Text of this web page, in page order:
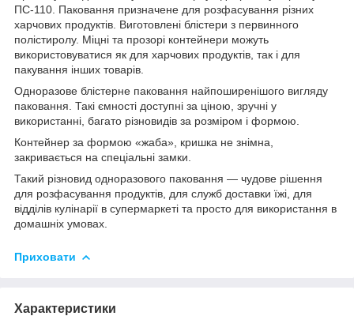
ПС-110. Паковання призначене для розфасування різних
харчових продуктів. Виготовлені блістери з первинного
полістиролу. Міцні та прозорі контейнери можуть
використовуватися як для харчових продуктів, так і для
пакування інших товарів.
Одноразове блістерне паковання найпоширенішого вигляду
паковання. Такі ємності доступні за ціною, зручні у
використанні, багато різновидів за розміром і формою.
Контейнер за формою «жаба», кришка не знімна,
закривається на спеціальні замки.
Такий різновид одноразового паковання — чудове рішення
для розфасування продуктів, для служб доставки їжі, для
відділів кулінарії в супермаркеті та просто для використання в
домашніх умовах.
Приховати
Характеристики